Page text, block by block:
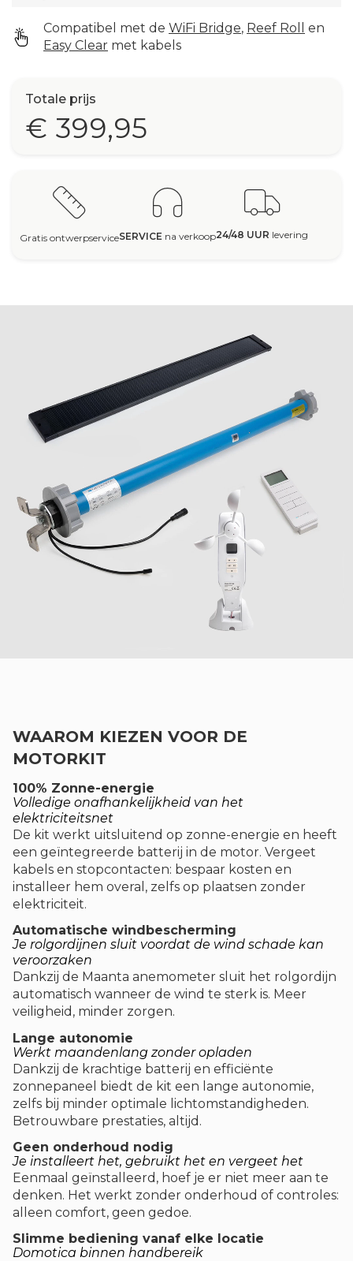
Compatibel met de WiFi Bridge, Reef Roll
en
Easy Clear met kabels
Totale prijs
€ 399,95
Gratis ontwerpserviceSERVICE na verkoop24/48 UUR levering
WAAROM KIEZEN VOOR DE
MOTORKIT
100% Zonne-energie
Volledige onafhankelijkheid van het
elektriciteitsnet
De kit werkt uitsluitend op zonne-energie en heeft
een geïntegreerde batterij in de motor. Vergeet
kabels en stopcontacten: bespaar kosten en
installeer hem overal, zelfs op plaatsen zonder
elektriciteit.
Automatische windbescherming
Je rolgordijnen sluit voordat de wind schade kan
veroorzaken
Dankzij de Maanta anemometer sluit het rolgordijn
automatisch wanneer de wind te sterk is. Meer
veiligheid, minder zorgen.
Lange autonomie
Werkt maandenlang zonder opladen
Dankzij de krachtige batterij en efficiënte
zonnepaneel biedt de kit een lange autonomie,
zelfs bij minder optimale lichtomstandigheden.
Betrouwbare prestaties, altijd.
Geen onderhoud nodig
Je installeert het, gebruikt het en vergeet het
Eenmaal geïnstalleerd, hoef je er niet meer aan te
denken. Het werkt zonder onderhoud of controles:
alleen comfort, geen gedoe.
Slimme bediening vanaf elke locatie
Domotica binnen handbereik